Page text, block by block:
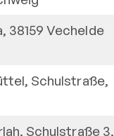
38159 Vechelde
Schulstraße,
Schulstraße 3,